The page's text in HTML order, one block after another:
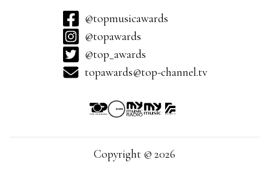
@topmusicawards
@topawards
@top_awards
topawards@top-channel.tv
Copyright © 2026